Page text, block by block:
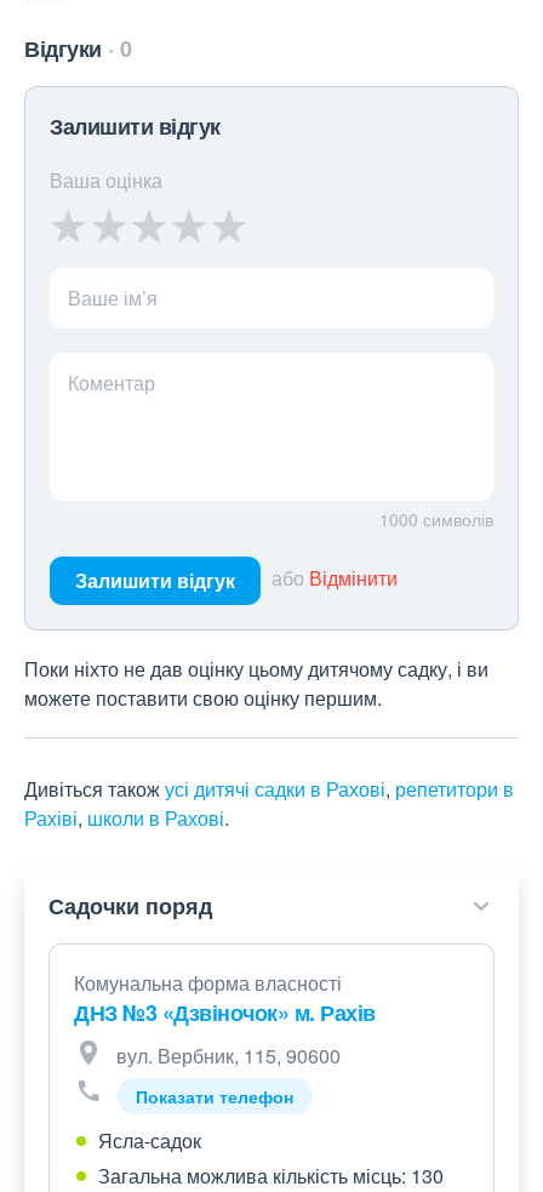
Відгуки 0
Залишити відгук
Ваша оцінка
Ваше ім’я
Коментар
1000 символів
Залишити відгук або Відмінити
Поки ніхто не дав оцінку цьому дитячому садку, і ви
можете поставити свою оцінку першим.
Дивіться такожусі дитячі садки в Рахові, репетитори в
Рахіві, школи в Рахові.
Садочки поряд
Комунальна форма власності
ДНЗ №3 «Дзвіночок» м. Рахів
вул. Вербник, 115, 90600
Показати телефон
Ясла-садок
Загальна можлива кількість місць: 130